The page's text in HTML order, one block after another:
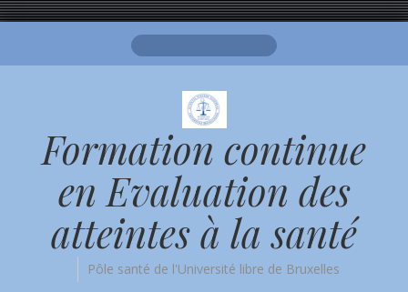
Formation continue
en Evaluation des
atteintes à la santé
Pôle santé de l'Université libre de Bruxelles